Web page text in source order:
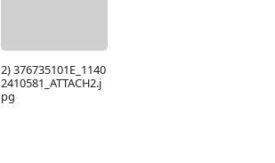
2) 376735101E_1140
2410581_ATTACH2.j
pg